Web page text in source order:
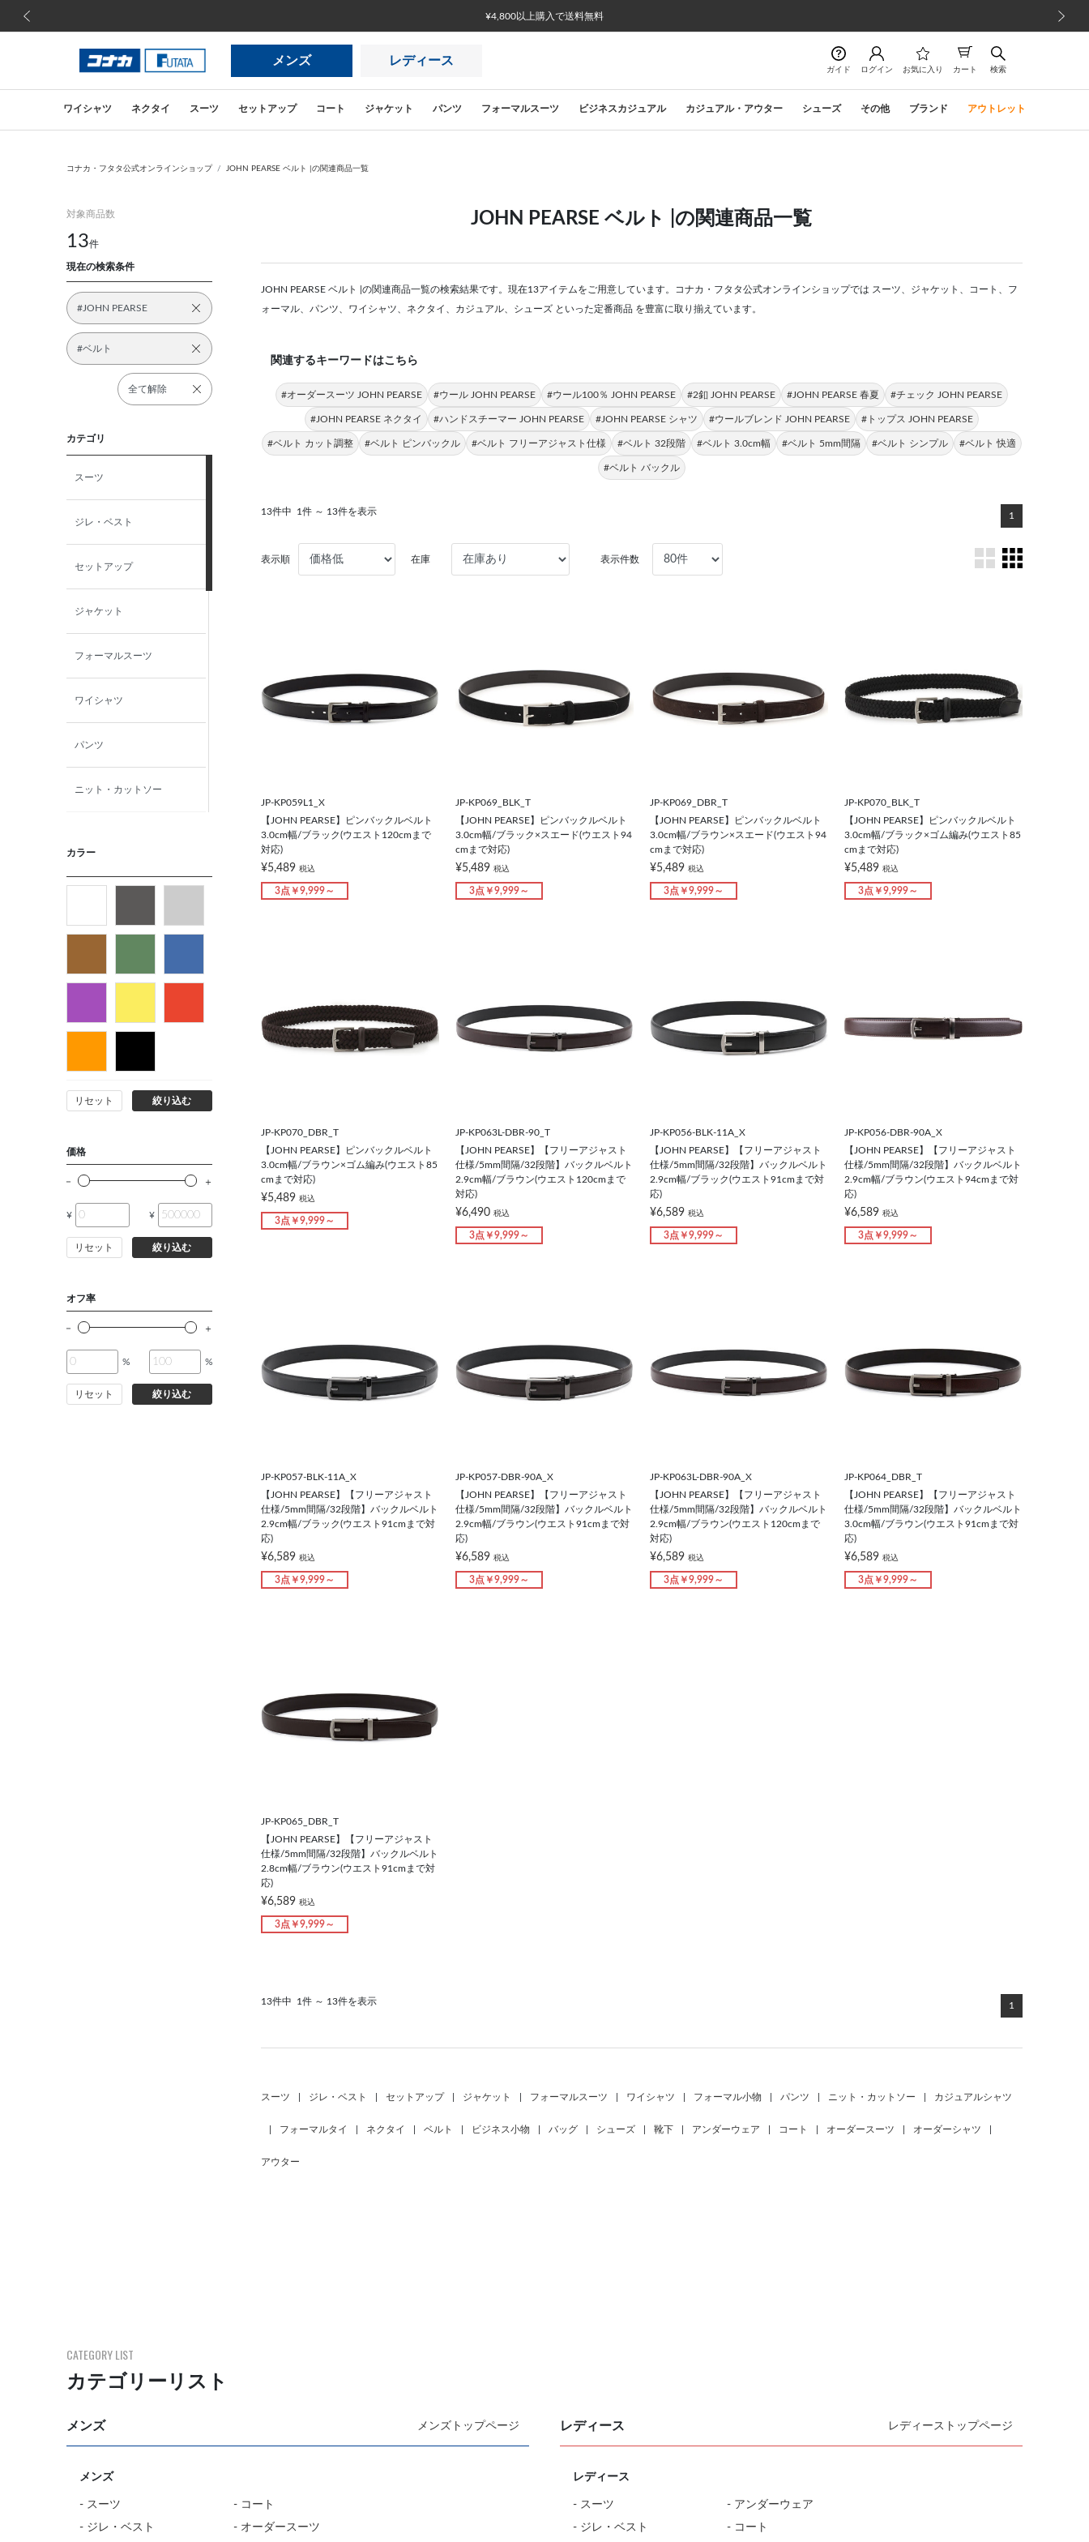
¥4,800以上購入で送料無料
メンズ レディース
ガイド ログイン お気に入り カート 検索
ワイシャツ ネクタイ スーツ セットアップ コート ジャケット パンツ フォーマルスーツ ビジネスカジュアル カジュアル・アウター シューズ その他 ブランド アウトレット
コナカ・フタタ公式オンラインショップ JOHN PEARSE ベルト |の関連商品一覧
対象商品数
13件
現在の検索条件
#JOHN PEARSE
#ベルト
全て解除
カテゴリ
スーツ
ジレ・ベスト
セットアップ
ジャケット
フォーマルスーツ
ワイシャツ
パンツ
ニット・カットソー
アウター
フォーマルタイ
バッグ
シューズ
アンダーウェア
オーダースーツ
カラー
リセット 絞り込む
価格
¥ ¥
リセット 絞り込む
オフ率
% %
リセット 絞り込む
JOHN PEARSE ベルト |の関連商品一覧
JOHN PEARSE ベルト |の関連商品一覧の検索結果です。現在13アイテムをご用意しています。コナカ・フタタ公式オンラインショップでは スーツ、ジャケット、コート、フ
ォーマル、パンツ、ワイシャツ、ネクタイ、カジュアル、シューズ といった定番商品 を豊富に取り揃えています。
関連するキーワードはこちら
#オーダースーツ JOHN PEARSE #ウール JOHN PEARSE #ウール100％ JOHN PEARSE #2釦 JOHN PEARSE #JOHN PEARSE 春夏 #チェック JOHN PEARSE
#JOHN PEARSE ネクタイ #ハンドスチーマー JOHN PEARSE #JOHN PEARSE シャツ #ウールブレンド JOHN PEARSE #トップス JOHN PEARSE
#ベルト カット調整 #ベルト ピンバックル #ベルト フリーアジャスト仕様 #ベルト 32段階 #ベルト 3.0cm幅 #ベルト 5mm間隔 #ベルト シンプル #ベルト 快適
#ベルト バックル
13件中 1件 ～ 13件を表示 1
表示順 在庫 表示件数
JP-KP059L1_X
【JOHN PEARSE】ピンバックルベルト
3.0cm幅/ブラック(ウエスト120cmまで
対応)
¥5,489 税込
3点￥9,999～
JP-KP069_BLK_T
【JOHN PEARSE】ピンバックルベルト
3.0cm幅/ブラック×スエード(ウエスト94
cmまで対応)
¥5,489 税込
3点￥9,999～
JP-KP069_DBR_T
【JOHN PEARSE】ピンバックルベルト
3.0cm幅/ブラウン×スエード(ウエスト94
cmまで対応)
¥5,489 税込
3点￥9,999～
JP-KP070_BLK_T
【JOHN PEARSE】ピンバックルベルト
3.0cm幅/ブラック×ゴム編み(ウエスト85
cmまで対応)
¥5,489 税込
3点￥9,999～
JP-KP070_DBR_T
【JOHN PEARSE】ピンバックルベルト
3.0cm幅/ブラウン×ゴム編み(ウエスト85
cmまで対応)
¥5,489 税込
3点￥9,999～
JP-KP063L-DBR-90_T
【JOHN PEARSE】【フリーアジャスト
仕様/5mm間隔/32段階】バックルベルト
2.9cm幅/ブラウン(ウエスト120cmまで
対応)
¥6,490 税込
3点￥9,999～
JP-KP056-BLK-11A_X
【JOHN PEARSE】【フリーアジャスト
仕様/5mm間隔/32段階】バックルベルト
2.9cm幅/ブラック(ウエスト91cmまで対
応)
¥6,589 税込
3点￥9,999～
JP-KP056-DBR-90A_X
【JOHN PEARSE】【フリーアジャスト
仕様/5mm間隔/32段階】バックルベルト
2.9cm幅/ブラウン(ウエスト94cmまで対
応)
¥6,589 税込
3点￥9,999～
JP-KP057-BLK-11A_X
【JOHN PEARSE】【フリーアジャスト
仕様/5mm間隔/32段階】バックルベルト
2.9cm幅/ブラック(ウエスト91cmまで対
応)
¥6,589 税込
3点￥9,999～
JP-KP057-DBR-90A_X
【JOHN PEARSE】【フリーアジャスト
仕様/5mm間隔/32段階】バックルベルト
2.9cm幅/ブラウン(ウエスト91cmまで対
応)
¥6,589 税込
3点￥9,999～
JP-KP063L-DBR-90A_X
【JOHN PEARSE】【フリーアジャスト
仕様/5mm間隔/32段階】バックルベルト
2.9cm幅/ブラウン(ウエスト120cmまで
対応)
¥6,589 税込
3点￥9,999～
JP-KP064_DBR_T
【JOHN PEARSE】【フリーアジャスト
仕様/5mm間隔/32段階】バックルベルト
3.0cm幅/ブラウン(ウエスト91cmまで対
応)
¥6,589 税込
3点￥9,999～
JP-KP065_DBR_T
【JOHN PEARSE】【フリーアジャスト
仕様/5mm間隔/32段階】バックルベルト
2.8cm幅/ブラウン(ウエスト91cmまで対
応)
¥6,589 税込
3点￥9,999～
13件中 1件 ～ 13件を表示 1
スーツ ジレ・ベスト セットアップ ジャケット フォーマルスーツ ワイシャツ フォーマル小物 パンツ ニット・カットソー カジュアルシャツ
フォーマルタイ ネクタイ ベルト ビジネス小物 バッグ シューズ 靴下 アンダーウェア コート オーダースーツ オーダーシャツ
アウター
CATEGORY LIST
カテゴリーリスト
メンズ メンズトップページ
メンズ
- スーツ
- ジレ・ベスト
- コート
- オーダースーツ
レディース レディーストップページ
レディース
- スーツ
- ジレ・ベスト
- アンダーウェア
- コート